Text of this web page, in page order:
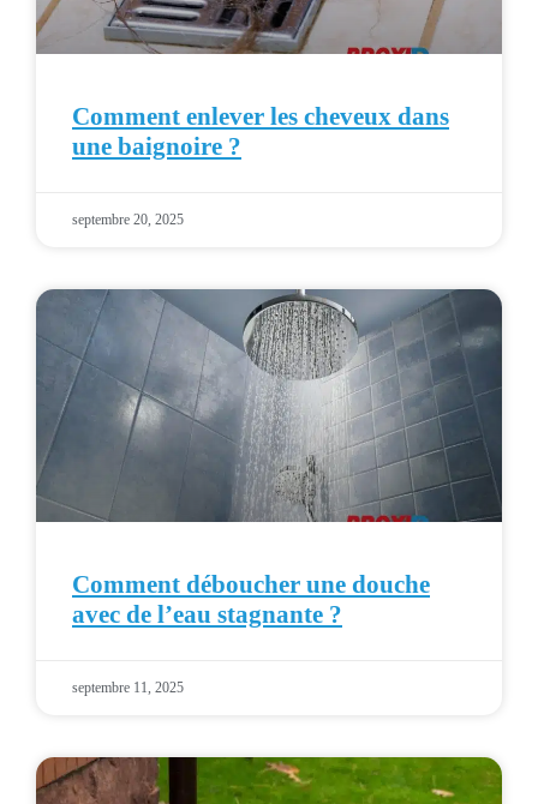
Comment enlever les cheveux dans
une baignoire ?
septembre 20, 2025
Comment déboucher une douche
avec de l’eau stagnante ?
septembre 11, 2025